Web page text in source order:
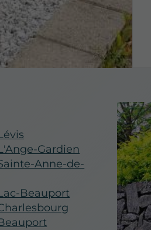
Gardien
Anne-de-
Beauport